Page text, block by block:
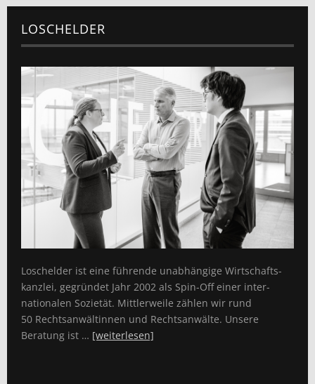
LOSCHELDER
Loschelder ist eine führende unabhängige Wirtschafts­
kanzlei, gegründet Jahr 2002 als Spin-Off einer inter­
nationalen Sozietät. Mittlerweile zählen wir rund
50 Rechts­anwältinnen und Rechtsanwälte. Unsere
Beratung ist … [weiterlesen]